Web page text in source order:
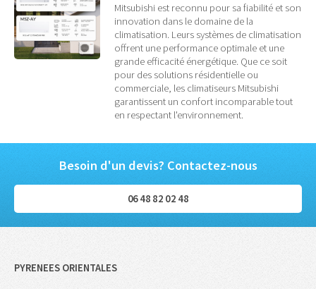
Mitsubishi est reconnu pour sa fiabilité et son
innovation dans le domaine de la
climatisation. Leurs systèmes de climatisation
offrent une performance optimale et une
grande efficacité énergétique. Que ce soit
pour des solutions résidentielle ou
commerciale, les climatiseurs Mitsubishi
garantissent un confort incomparable tout
en respectant l'environnement.
Besoin d'un devis? Contactez-nous
06 48 82 02 48
PYRENEES ORIENTALES